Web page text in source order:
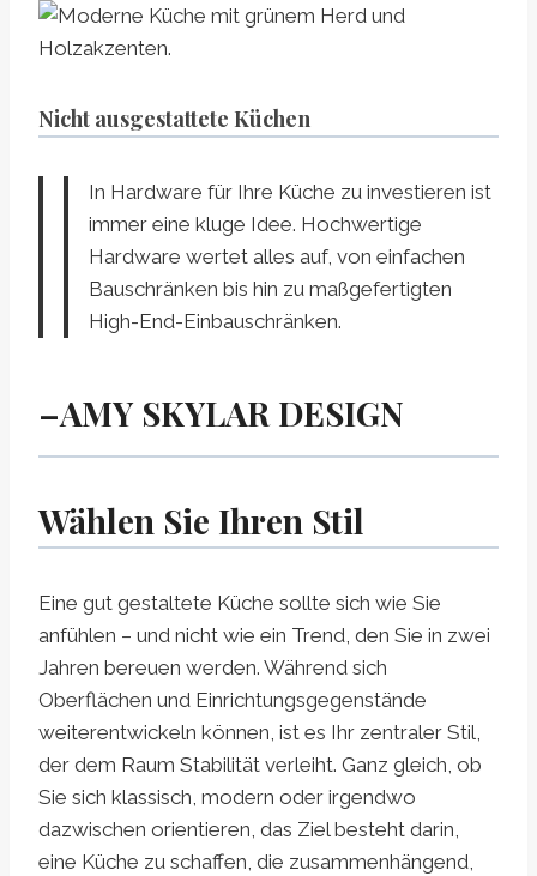
Nicht ausgestattete Küchen
In Hardware für Ihre Küche zu investieren ist
immer eine kluge Idee. Hochwertige
Hardware wertet alles auf, von einfachen
Bauschränken bis hin zu maßgefertigten
High-End-Einbauschränken.
–AMY SKYLAR DESIGN
Wählen Sie Ihren Stil
Eine gut gestaltete Küche sollte sich wie Sie
anfühlen – und nicht wie ein Trend, den Sie in zwei
Jahren bereuen werden. Während sich
Oberflächen und Einrichtungsgegenstände
weiterentwickeln können, ist es Ihr zentraler Stil,
der dem Raum Stabilität verleiht. Ganz gleich, ob
Sie sich klassisch, modern oder irgendwo
dazwischen orientieren, das Ziel besteht darin,
eine Küche zu schaffen, die zusammenhängend,